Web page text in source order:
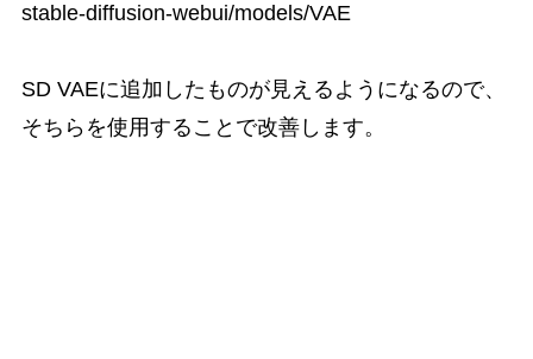
stable-diffusion-webui/models/VAE
SD VAEに追加したものが見えるようになるので、
そちらを使用することで改善します。